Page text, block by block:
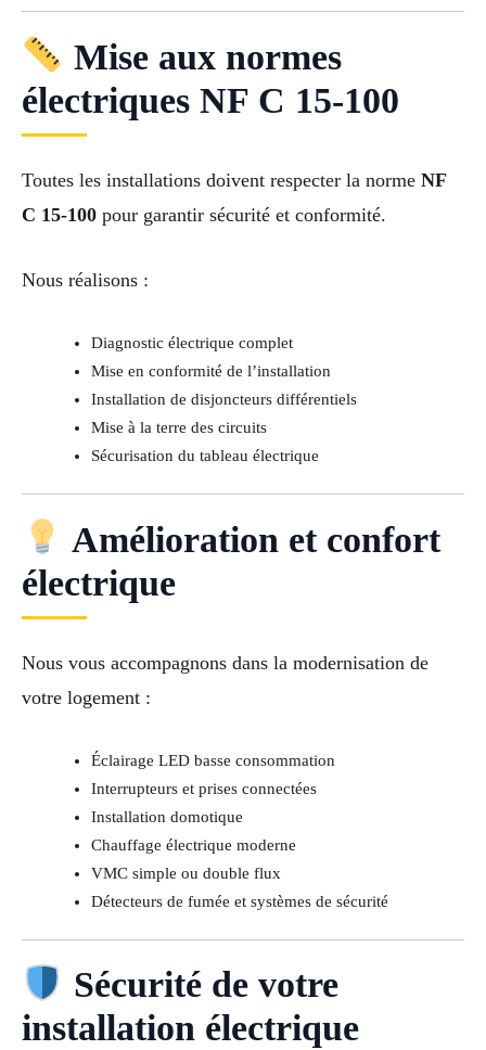
Mise aux normes
électriques NF C 15-100
Toutes les installations doivent respecter la norme NF
C 15-100 pour garantir sécurité et conformité.
Nous réalisons :
Diagnostic électrique complet
Mise en conformité de l’installation
Installation de disjoncteurs différentiels
Mise à la terre des circuits
Sécurisation du tableau électrique
Amélioration et confort
électrique
Nous vous accompagnons dans la modernisation de
votre logement :
Éclairage LED basse consommation
Interrupteurs et prises connectées
Installation domotique
Chauffage électrique moderne
VMC simple ou double flux
Détecteurs de fumée et systèmes de sécurité
Sécurité de votre
installation électrique